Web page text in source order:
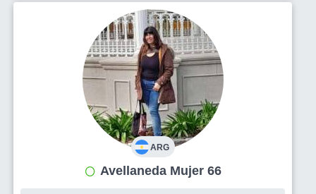
ARG
Avellaneda Mujer 66